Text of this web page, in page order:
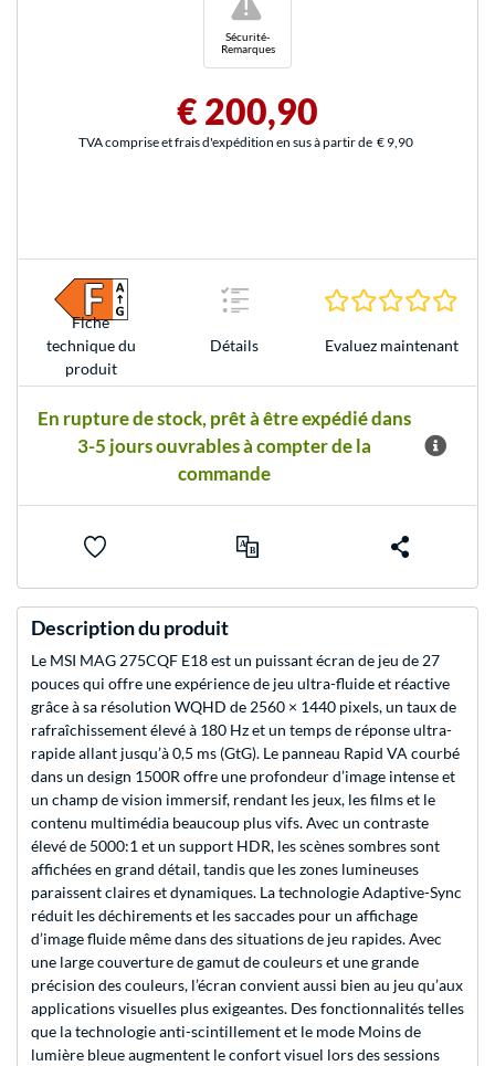
Sécurité-
Remarques
!
€ 200,90
TVA comprise et frais d'expédition en sus à partir de € 9,90
Fiche
technique du
produit
Détails Evaluez maintenant
En rupture de stock, prêt à être expédié dans
3-5 jours ouvrables à compter de la
commande
Description du produit
Le MSI MAG 275CQF E18 est un puissant écran de jeu de 27
pouces qui offre une expérience de jeu ultra-fluide et réactive
grâce à sa résolution WQHD de 2560 × 1440 pixels, un taux de
rafraîchissement élevé à 180 Hz et un temps de réponse ultra-
rapide allant jusqu’à 0,5 ms (GtG). Le panneau Rapid VA courbé
dans un design 1500R offre une profondeur d’image intense et
un champ de vision immersif, rendant les jeux, les films et le
contenu multimédia beaucoup plus vifs. Avec un contraste
élevé de 5000:1 et un support HDR, les scènes sombres sont
affichées en grand détail, tandis que les zones lumineuses
paraissent claires et dynamiques. La technologie Adaptive-Sync
réduit les déchirements et les saccades pour un affichage
d’image fluide même dans des situations de jeu rapides. Avec
une large couverture de gamut de couleurs et une grande
précision des couleurs, l’écran convient aussi bien au jeu qu’aux
applications visuelles plus exigeantes. Des fonctionnalités telles
que la technologie anti-scintillement et le mode Moins de
lumière bleue augmentent le confort visuel lors des sessions